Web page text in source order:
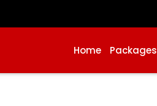
Home Packages